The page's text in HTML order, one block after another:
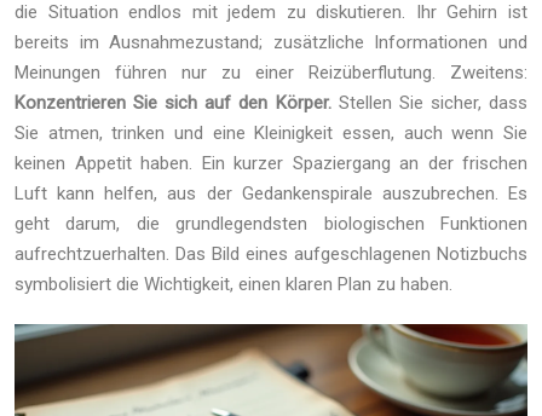
die Situation endlos mit jedem zu diskutieren. Ihr Gehirn ist
bereits im Ausnahmezustand; zusätzliche Informationen und
Meinungen führen nur zu einer Reizüberflutung. Zweitens:
Konzentrieren Sie sich auf den Körper.Stellen Sie sicher, dass
Sie atmen, trinken und eine Kleinigkeit essen, auch wenn Sie
keinen Appetit haben. Ein kurzer Spaziergang an der frischen
Luft kann helfen, aus der Gedankenspirale auszubrechen. Es
geht darum, die grundlegendsten biologischen Funktionen
aufrechtzuerhalten. Das Bild eines aufgeschlagenen Notizbuchs
symbolisiert die Wichtigkeit, einen klaren Plan zu haben.